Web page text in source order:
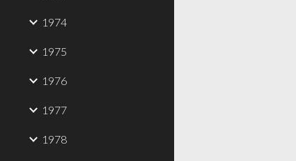
1974
1975
1976
1977
1978